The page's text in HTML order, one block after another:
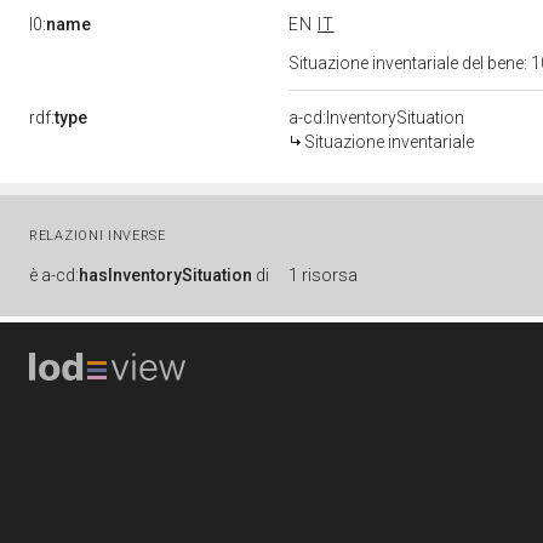
l0:name EN
IT
Situazione inventariale del bene:
rdf:type
a-cd:InventorySituation
Situazione inventariale
RELAZIONI INVERSE
è a-cd:hasInventorySituation di 1 risorsa